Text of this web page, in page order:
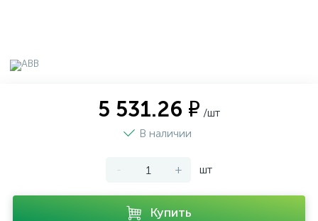
5 531.26 ₽ /шт
В наличии
- + шт
Купить